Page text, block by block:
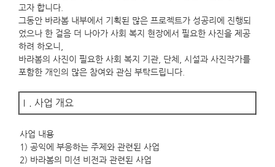
고자 합니다.
그동안 바라봄 내부에서 기획된 많은 프로젝트가 성공리에 진행되
었으나 한 걸음 더 나아가 사회 복지 현장에서 필요한 사진을 제공
하려 하오니,
바라봄의 사진이 필요한 사회 복지 기관, 단체, 시설과 사진작가를
포함한 개인의 많은 참여와 관심 부탁드립니다.
Ⅰ. 사업 개요
사업 내용
1) 공익에 부응하는 주제와 관련된 사업
2) 바라봄의 미션 비전과 관련된 사업